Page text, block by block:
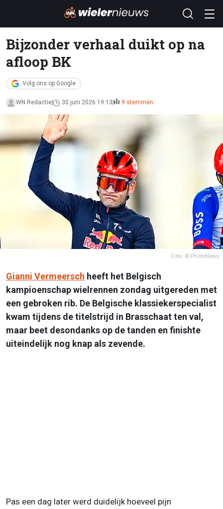
Bijzonder verhaal duikt op na
afloop BK
Volg ons op Google
WN Redactie 30 juni 2026 19:13 9 stemmen
Foto: © PhotoNews
Gianni Vermeersch heeft het Belgisch
kampioenschap wielrennen zondag uitgereden met
een gebroken rib. De Belgische klassiekerspecialist
kwam tijdens de titelstrijd in Brasschaat ten val,
maar beet desondanks op de tanden en finishte
uiteindelijk nog knap als zevende.
Pas een dag later werd duidelijk hoeveel pijn